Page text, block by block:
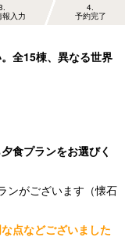
入力
4
予約完了
全15棟、異なる世界
食プランをお選びく
ンがございます（懐石
点などございました